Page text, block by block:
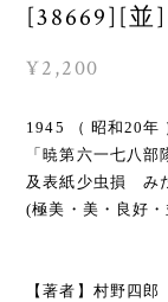
[38669][並]
¥2,200
1945 （ 昭和20
「暁第六一七八
及表紙少虫損
(極美・美・良好
【著者】村野四郎